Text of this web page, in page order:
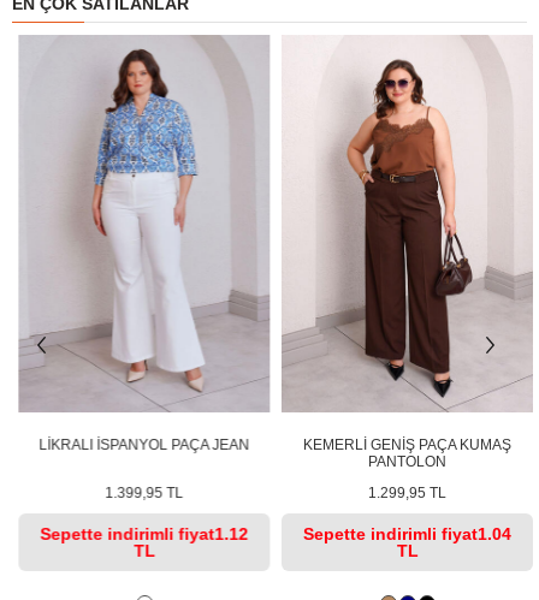
EN ÇOK SATILANLAR
LİKRALI İSPANYOL PAÇA JEAN
1.399,95 TL
Sepetteindirimli fiyat1.12
TL
KEMERLİ GENİŞ PAÇA KUMAŞ
PANTOLON
1.299,95 TL
Sepetteindirimli fiyat1.04
TL